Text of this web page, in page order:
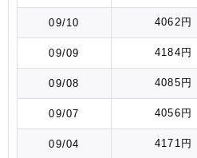
09/10 4062円
09/09 4184円
09/08 4085円
09/07 4056円
09/04 4171円